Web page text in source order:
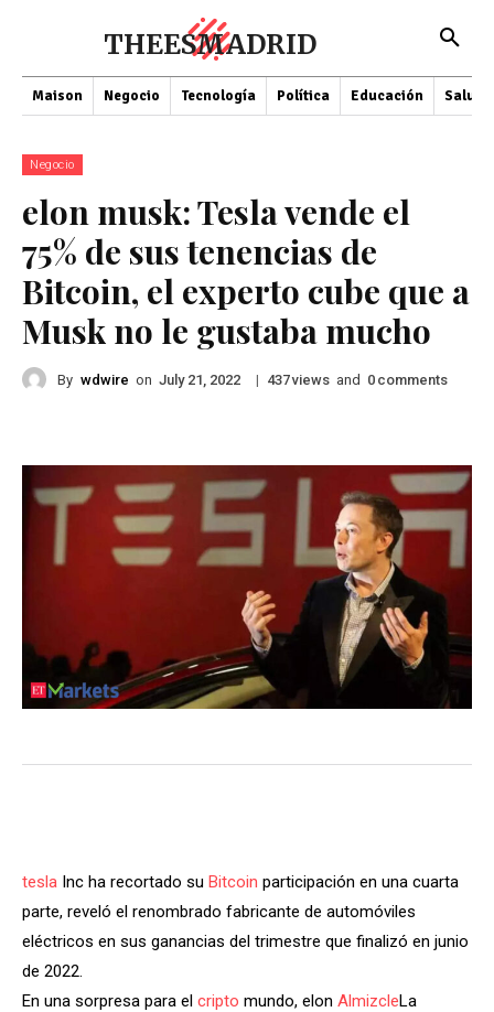
THEESMADRID
Maison Negocio Tecnología Política Educación Salud
Negocio
elon musk: Tesla vende el
75% de sus tenencias de
Bitcoin, el experto cube que a
Musk no le gustaba mucho
By wdwire on July 21, 2022 | 437views and 0 comments
tesla Inc ha recortado su Bitcoin participación en una cuarta
parte, reveló el renombrado fabricante de automóviles
eléctricos en sus ganancias del trimestre que finalizó en junio
de 2022.
En una sorpresa para el cripto mundo, elon AlmizcleLa